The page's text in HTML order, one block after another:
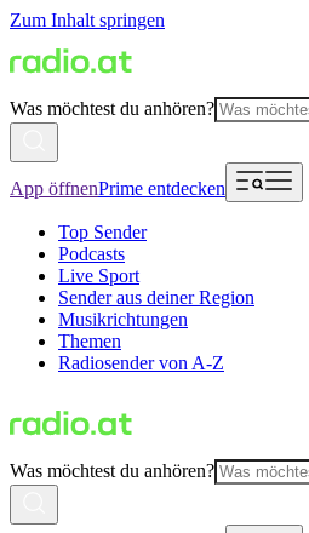
Zum Inhalt springen
Was möchtest du anhören?
App öffnenPrime entdecken
Top Sender
Podcasts
Live Sport
Sender aus deiner Region
Musikrichtungen
Themen
Radiosender von A-Z
Was möchtest du anhören?